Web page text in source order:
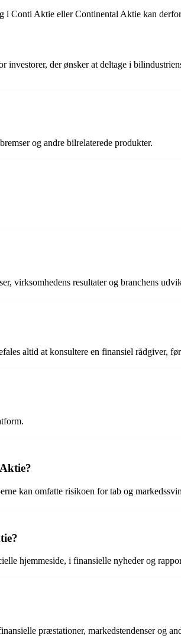
Conti Aktie eller Continental Aktie kan
der ønsker at deltage i
og andre bilrelaterede produkter.
virksomhedens resultater og branchens
altid at konsultere en finansiel rådgiver,
kan omfatte risikoen for tab og
hjemmeside, i finansielle nyheder og
præstationer, markedstendenser og